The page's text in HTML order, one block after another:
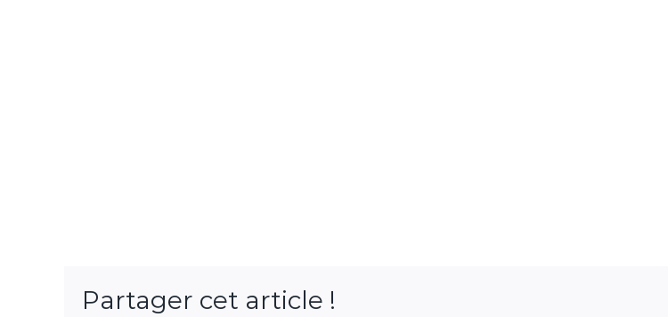
Partager cet article !